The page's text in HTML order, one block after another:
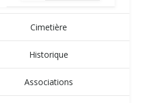
Cimetière
Historique
Associations